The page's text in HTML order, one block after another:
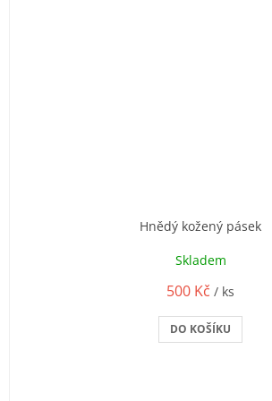
Hnědý kožený pásek
Skladem
500 Kč / ks
DO KOŠÍKU